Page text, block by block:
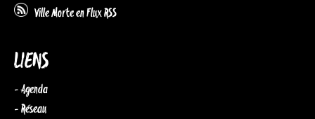
Ville Morte en Flux RSS
LIENS
- Agenda
- Réseau